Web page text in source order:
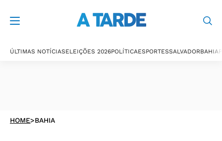
ÚLTIMAS NOTÍCIASELEIÇÕES 2026POLÍTICAESPORTESSALVADORBAHIA
HOME>BAHIA